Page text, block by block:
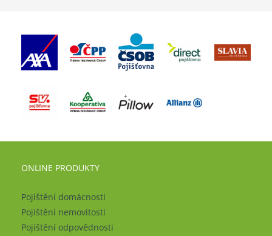
ONLINE PRODUKTY
Pojištění domácnosti
Pojištění nemovitosti
Pojištění odpovědnosti